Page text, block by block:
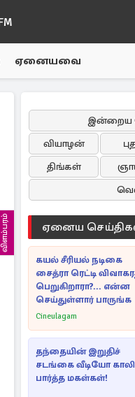
ஏனையவை
விளம்பரம்
இன்றைய
வியாழன்
திங்கள்
ஏனைய
கயல் சீரியல் நடிகை
சைத்ரா ரெட்டி
பெறுகிறாரா?... என்ன
செய்துள்ளார் பாருங்க
Cineulagam
தந்தையின் இறுதிச்
சடங்கை வீடியோ
பார்த்த மகள்கள்!